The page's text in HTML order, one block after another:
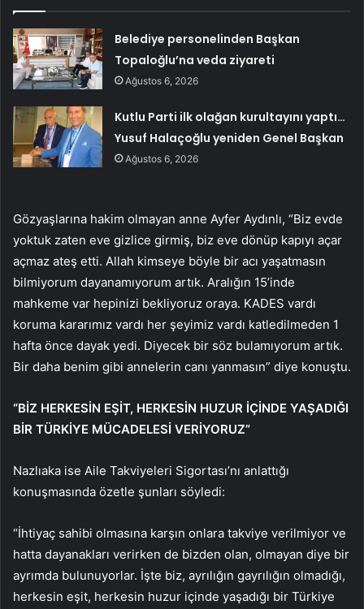
Belediye personelinden Başkan
Topaloğlu’na veda ziyareti
Ağustos 6, 2026
Kutlu Parti ilk olağan kurultayını yaptı…
Yusuf Halaçoğlu yeniden Genel Başkan
Ağustos 6, 2026
Gözyaşlarına hakim olmayan anne Ayfer Aydınlı, “Biz evde
yoktuk zaten eve gizlice girmiş, biz eve dönüp kapıyı açar
açmaz ateş etti. Allah kimseye böyle bir acı yaşatmasın
bilmiyorum dayanamıyorum artık. Aralığın 15’inde
mahkeme var hepinizi bekliyoruz oraya. KADES vardı
koruma kararımız vardı her şeyimiz vardı katledilmeden 1
hafta önce dayak yedi. Diyecek bir söz bulamıyorum artık.
Bir daha benim gibi annelerin canı yanmasın” diye konuştu.
“BİZ HERKESİN EŞİT, HERKESİN HUZUR İÇİNDE YAŞADIĞI
BİR TÜRKİYE MÜCADELESİ VERİYORUZ”
Nazlıaka ise Aile Takviyeleri Sigortası’nı anlattığı
konuşmasında özetle şunları söyledi:
“İhtiyaç sahibi olmasına karşın onlara takviye verilmiyor ve
hatta dayanakları verirken de bizden olan, olmayan diye bir
ayrımda bulunuyorlar. İşte biz, ayrılığın gayrılığın olmadığı,
herkesin eşit, herkesin huzur içinde yaşadığı bir Türkiye